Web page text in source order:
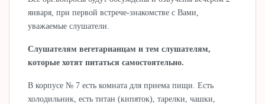
января, при первой встрече-знакомстве с Вами,
уважаемые слушатели.
Слушателям вегетарианцам и тем слушателям,
которые хотят питаться самостоятельно.
В корпусе № 7 есть комната для приема пищи. Есть
холодильник, есть титан (кипяток), тарелки, чашки,